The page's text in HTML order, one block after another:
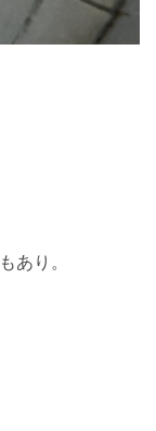
あり。